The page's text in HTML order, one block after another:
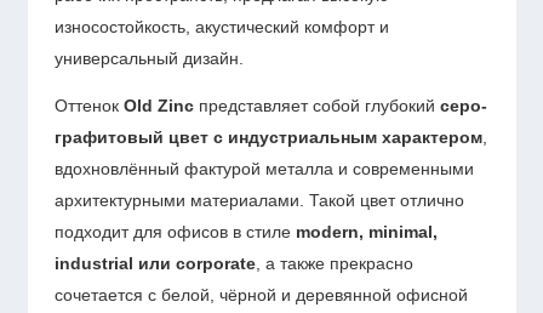
износостойкость, акустический комфорт и
универсальный дизайн.
Оттенок Old Zinc представляет собой глубокий серо-
графитовый цвет с индустриальным характером,
вдохновлённый фактурой металла и современными
архитектурными материалами. Такой цвет отлично
подходит для офисов в стиле modern, minimal,
industrial или corporate, а также прекрасно
сочетается с белой, чёрной и деревянной офисной